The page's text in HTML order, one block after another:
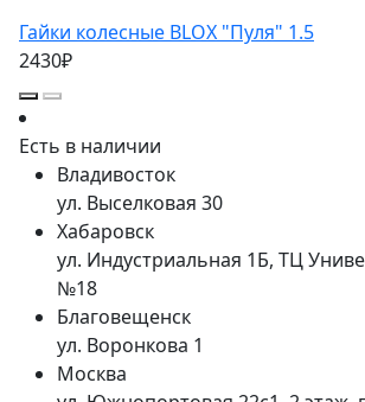
Гайки колесные BLOX "Пуля" 1.5
2430₽
Есть в наличии
Владивосток
ул. Выселковая 30
Хабаровск
ул. Индустриальная 1Б, ТЦ
№18
Благовещенск
ул. Воронкова 1
Москва